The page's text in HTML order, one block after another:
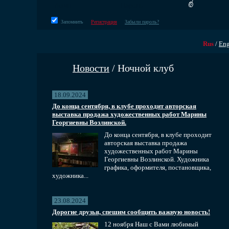
Запомнить Регистрация Забыли пароль?
Rus /
Новости / Ночной клуб
18.09.2024
До конца сентября, в клубе проходит авторская
выставка продажа художественных работ Марины
Георгиевны Возлинской.
До конца сентября, в клубе проходит
авторская выставка продажа
художественных работ Марины
Георгиевны Возлинской. Художника
графика, оформителя, постановщика,
художника...
23.08.2024
Дорогие друзья, спешим сообщить важную новость!
12 ноября Наш с Вами любимый